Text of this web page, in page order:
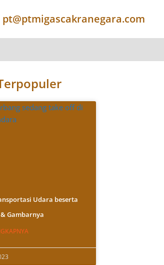
pt@ptmigascakranegara.com
Udara beserta
Gambarnya